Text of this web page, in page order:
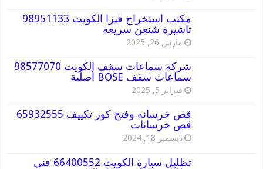
مكتب استخراج فيزا الكويت 98951133
تاشيرة شنغن سريعة
مارس 26, 2025
شركة سماعات سقف الكويت 98577070
سماعات سقف BOSE أصلية
فبراير 5, 2025
قص خرسانه وفتح كور تكييف 65932555
قص خرسانات
ديسمبر 18, 2024
تظليل سيارة الكويت 66400552 فني